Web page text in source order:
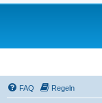
FAQ Regeln